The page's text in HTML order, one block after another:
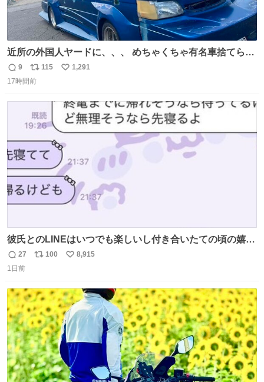
近所の外国人ヤードに、、、 めちゃくちゃ有名車捨てられ
てました😭 外装ぼろぼろだし、、 中も何にも残ってない
し、、 可哀想に😢😢 今まで数十年お疲れ様でした、、 #バ
返
信
9
リ
ポ
ト
数
115
い
数
1,291
17時間前
彼氏とのLINEはいつでも楽しいし付き合いたての頃の嬉し
かったLINEは無限にあるけど(同棲前は1日で各50通くらい
送りあってたし)最近嬉しかったのはこれ
返
信
27
リ
ト
数
100
い
数
8,915
1日前